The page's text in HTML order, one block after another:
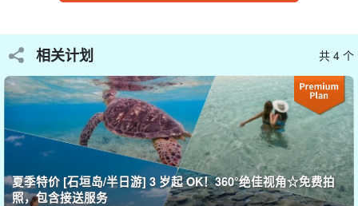
前往一个无人居住的小岛，欣赏壮观的景色。
幻影岛（正式名称：滨岛）
幻影岛没有定期船只，只能乘船前往。这里的沙滩洁白如丝，海水
清澈见底，是您梦寐以求的度假胜地。
欣赏拍摄广告的美丽无人岛！
相关计划 共 4 个
夏季特价 [石垣岛/半日游] 3 岁起 OK！360°绝佳视角☆免费拍
照，包含接送服务